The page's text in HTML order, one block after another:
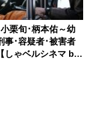
栗旬･柄本佑～幼
事･容疑者･被害者
しゃベルシネマ by
第198回】